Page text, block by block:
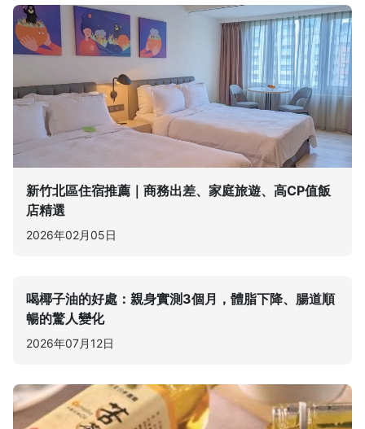
新竹北區住宿推薦｜商務出差、家庭旅遊、高CP值飯
店精選
2026年02月05日
喝椰子油的好處：親身實測3個月，體脂下降、腸道順
暢的驚人變化
2026年07月12日